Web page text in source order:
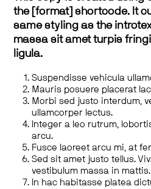
the [format] shortcode. It
same styling as the
massa sit amet turpis
ligula.
Suspendisse vehicula
Mauris posuere placerat
Morbi sed justo interdum,
ullamcorper lectus.
Integer a leo rutrum,
arcu.
Fusce laoreet arcu mi, at
Sed sit amet justo tellus.
vestibulum massa in mattis.
In hac habitasse platea